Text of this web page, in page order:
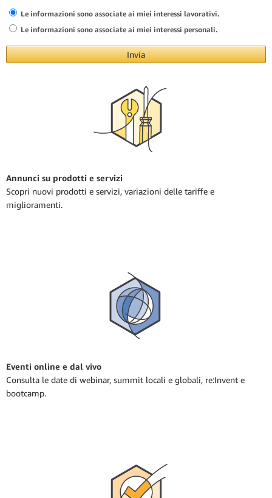
Le informazioni sono associate ai miei interessi lavorativi.
Le informazioni sono associate ai miei interessi personali.
Invia
Annunci su prodotti e servizi
Scopri nuovi prodotti e servizi, variazioni delle tariffe e
miglioramenti.
Eventi online e dal vivo
Consulta le date di webinar, summit locali e globali, re:Invent e
bootcamp.